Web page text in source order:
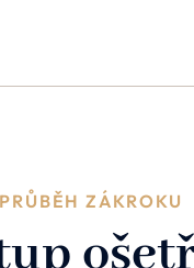
PRŮBĚH ZÁKROKU